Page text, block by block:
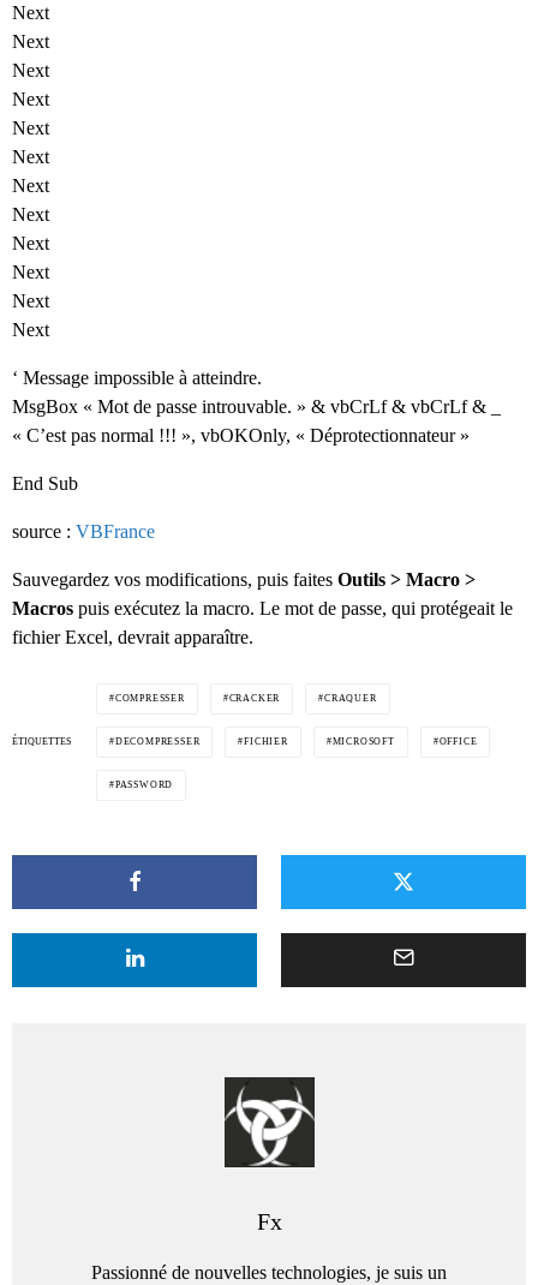
Next
Next
Next
Next
Next
Next
Next
Next
Next
Next
Next
Next
‘ Message impossible à atteindre.
MsgBox « Mot de passe introuvable. » & vbCrLf & vbCrLf & _
« C’est pas normal !!! », vbOKOnly, « Déprotectionnateur »
End Sub
source : VBFrance
Sauvegardez vos modifications, puis faites Outils > Macro >
Macros puis exécutez la macro. Le mot de passe, qui protégeait le
fichier Excel, devrait apparaître.
ÉTIQUETTES
COMPRESSER CRACKER CRAQUER
DECOMPRESSER FICHIER MICROSOFT OFFICE
PASSWORD
Fx
Passionné de nouvelles technologies, je suis un